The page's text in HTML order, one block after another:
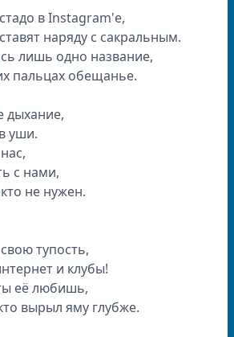
в Instagram'е,
наряду с сакральным.
лишь одно название,
пальцах обещанье.
дыхание,
уши.
с нами,
не нужен.
тупость,
и клубы!
её любишь,
вырыл яму глубже.